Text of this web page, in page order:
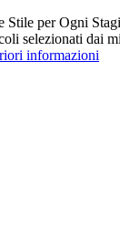
per Ogni
selezionati dai
informazioni